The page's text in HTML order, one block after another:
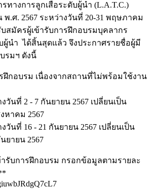
ทางการลูกเสือระดับผู้นำ (L.A.T.C.)
.ศ. 2567 ระหว่างวันที่ 20-31 พฤษภาคม
สมัครผู้เข้ารับการฝึกอบรมบุคลากร
ผู้นำ ได้สิ้นสุดแล้ว จึงประกาศรายชื่อผู้มี
รมฯ ดังนี้
ฝึกอบรม เนื่องจากสถานที่ไม่พร้อมใช้งาน
วันที่ 2 - 7 กันยายน 2567 เปลี่ยนเป็น
หาคม 2567
วันที่ 16 - 21 กันยายน 2567 เปลี่ยนเป็น
ยายน 2567
รับการฝึกอบรม กรอกข้อมูลตามรายละ